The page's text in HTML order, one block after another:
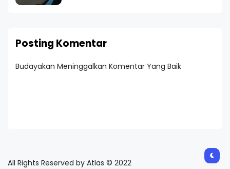
Posting Komentar
Budayakan Meninggalkan Komentar Yang Baik
All Rights Reserved by Atlas © 2022